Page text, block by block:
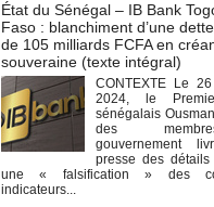
État du Sénégal – IB Bank
Faso : blanchiment d’une
de 105 milliards FCFA en
souveraine (texte intégral)
CONTEXTE Le
2024, le
sénégalais
des
gouvernement
presse des détails
une « falsification » des
indicateurs...